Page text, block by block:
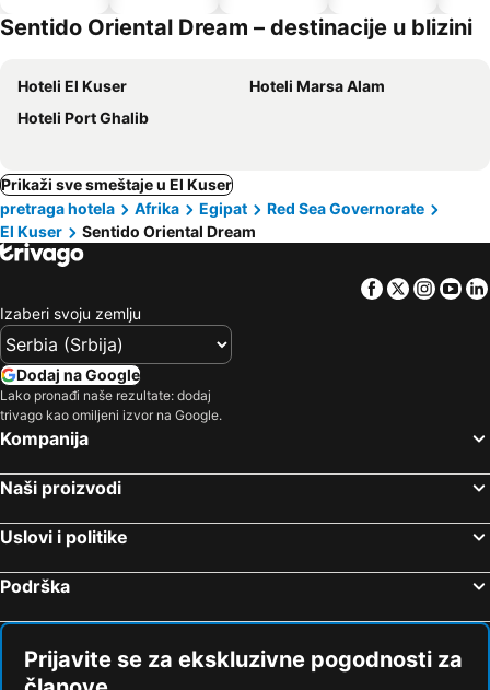
Sentido Oriental Dream – destinacije u blizini
Hoteli El Kuser
Hoteli Marsa Alam
Hoteli Port Ghalib
Prikaži sve smeštaje u El Kuser
pretraga hotela
Afrika Egipat
Red Sea Governorate
El Kuser
Sentido Oriental Dream
Facebook
Twitter
Izaberi svoju zemlju
Dodaj na Google
Lako pronađi naše rezultate: dodaj
trivago kao omiljeni izvor na Google.
Kompanija
Naši proizvodi
Uslovi i politike
Podrška
Prijavite se za ekskluzivne pogodnosti za